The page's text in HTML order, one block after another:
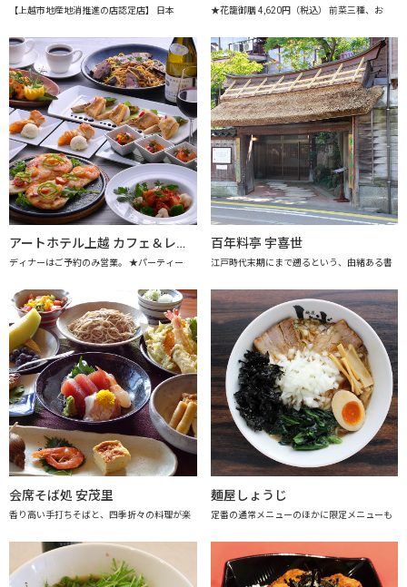
【上越市地産地消推進の店認定店】 日本 ★花籠御膳 4,620円（税込） 前菜三種、お
アートホテル上越 カフェ＆レストラン アレーグロ
ディナーはご予約のみ営業。 ★パーティー
百年料亭 宇喜世
江戸時代末期にまで遡るという、由緒ある書
会席そば処 安茂里
香り高い手打ちそばと、四季折々の料理が楽
麺屋しょうじ
定番の通常メニューのほかに限定メニューも